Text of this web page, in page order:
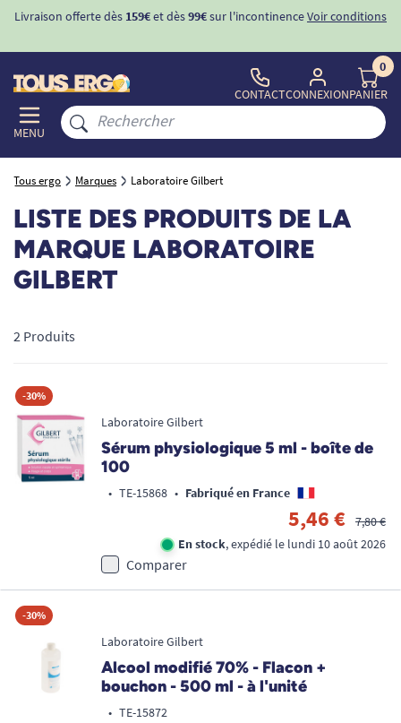
Livraison offerte dès 159€et dès99€sur l'incontinenceVoir conditions
MENU
CONTACTCONNEXION
0
PANIER
Tous ergo Marques Laboratoire Gilbert
LISTE DES PRODUITS DE LA
MARQUE LABORATOIRE
GILBERT
2 Produits
-30%
Laboratoire Gilbert
Sérum physiologique 5 ml - boîte de
100
• TE-15868 • Fabriqué en France
5,46 €
7,80 €
En stock, expédié le lundi 10 août 2026
Comparer
-30%
Laboratoire Gilbert
Alcool modifié 70% - Flacon +
bouchon - 500 ml - à l'unité
• TE-15872